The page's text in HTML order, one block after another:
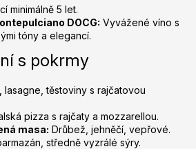
minimálně 5 let.
DOCG: Vyvážené víno s
tóny a elegancí.
s pokrmy
lasagne, těstoviny s rajčatovou
pizza s rajčaty a mozzarellou.
masa: Drůbež, jehněčí, vepřové.
středně vyzrálé sýry.